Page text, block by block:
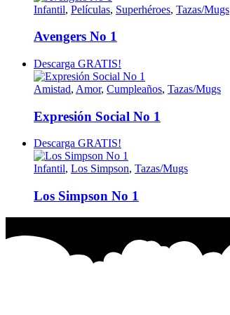
Infantil, Películas, Superhéroes, Tazas/Mugs
Avengers No 1
Descarga GRATIS!
Amistad, Amor, Cumpleaños, Tazas/Mugs
Expresión Social No 1
Descarga GRATIS!
Infantil, Los Simpson, Tazas/Mugs
Los Simpson No 1